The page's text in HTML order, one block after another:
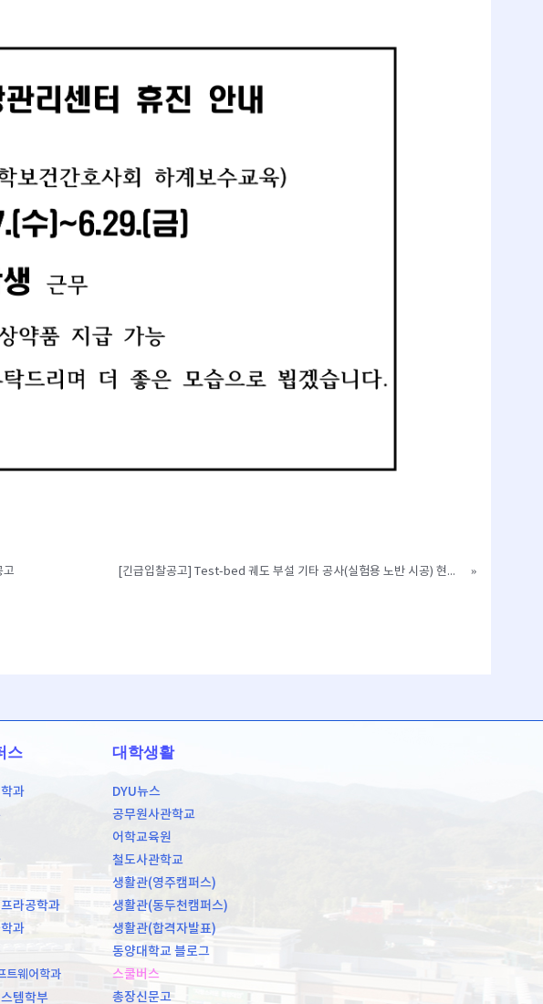
고 [긴급입찰공고] Test-bed 궤도 부설 기타 공사(실험용 노반 시공) 현장설명회 일정 및 공사 입찰 공고 »
스
과
라공학과
과
트웨어학과
템학부
대학생활
DYU뉴스
공무원사관학교
어학교육원
철도사관학교
생활관(영주캠퍼스)
생활관(동두천캠퍼스)
생활관(합격자발표)
동양대학교 블로그
스쿨버스
총장신문고